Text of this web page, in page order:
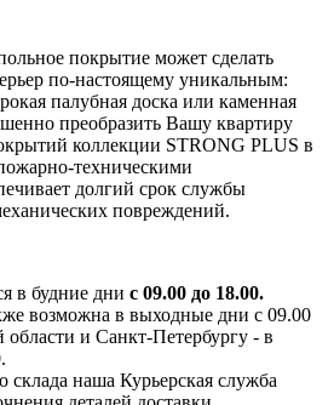
покрытие может сделать
по-настоящему уникальным:
палубная доска или каменная
преобразить Вашу квартиру
коллекции STRONG PLUS в
техническими
долгий срок службы
повреждений.
в будние дни с 09.00 до 18.00.
возможна в выходные дни с 09.00
и Санкт-Петербургу - в
склада наша Курьерская служба